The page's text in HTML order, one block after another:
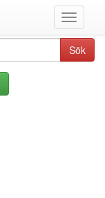
Växla
meny
Sök